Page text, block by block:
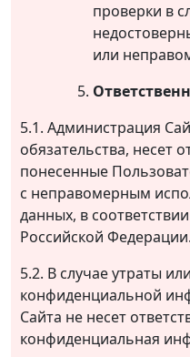
проверки в
или
5.1. Администрация
обязательства, несет
понесенные
с неправомерным
данных, в
Российской Федерации.
5.2. В случае утраты
конфиденциальной
Сайта не несет
конфиденциальная